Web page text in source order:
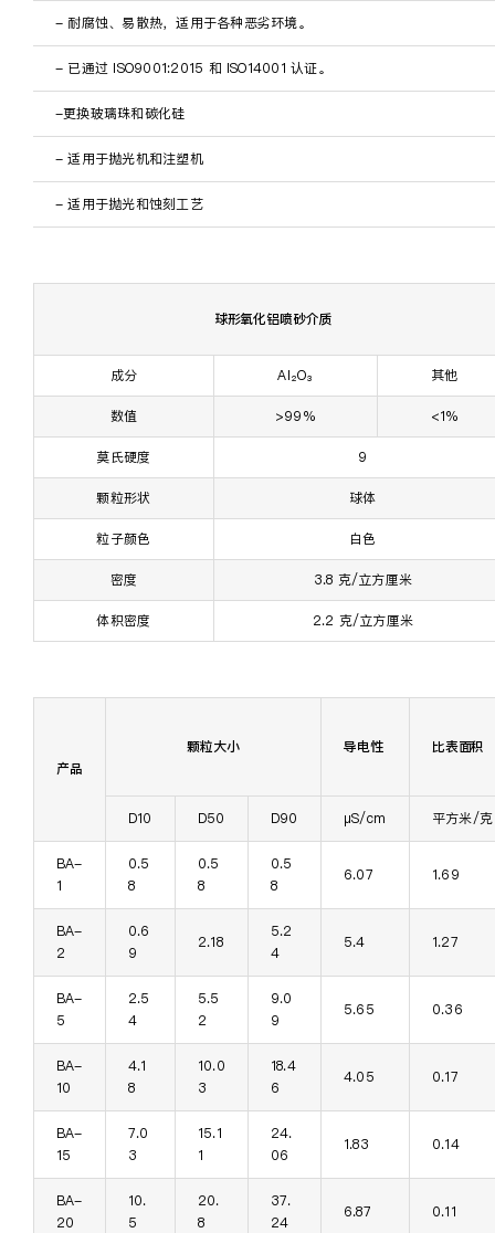
- 耐腐蚀、易散热，适用于各种恶劣环境。
- 已通过 ISO9001:2015 和 ISO14001 认证。
-更换玻璃珠和碳化硅
- 适用于抛光机和注塑机
- 适用于抛光和蚀刻工艺
球形氧化铝喷砂介质
成分 Al₂O₃ 其他
数值 >99% <1%
莫氏硬度 9
颗粒形状 球体
粒子颜色 白色
密度 3.8 克/立方厘米
体积密度 2.2 克/立方厘米
产品
颗粒大小 导电性 比表面积
D10 D50 D90 µS/cm 平方米/克
BA-
1
0.5
8
0.5
8
0.5
8
6.07 1.69
BA-
2
0.6
9
2.18
5.2
4
5.4 1.27
BA-
5
2.5
4
5.5
2
9.0
9
5.65 0.36
BA-
10
4.1
8
10.0
3
18.4
6
4.05 0.17
BA-
15
7.0
3
15.1
1
24.
06
1.83 0.14
BA-
20
10.
5
20.
8
37.
24
6.87 0.11